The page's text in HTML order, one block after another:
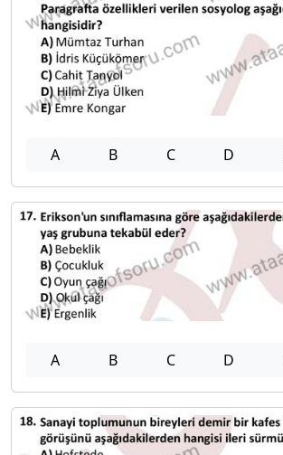
A B C D
A B C D